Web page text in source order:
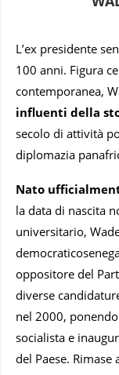
L’ex presidente
100 anni. Figura
contemporanea,
influenti della
secolo di attività
diplomazia
Nato
la data di nascita
universitario,
oppositore del
diverse
nel 2000,
socialista e
del Paese.